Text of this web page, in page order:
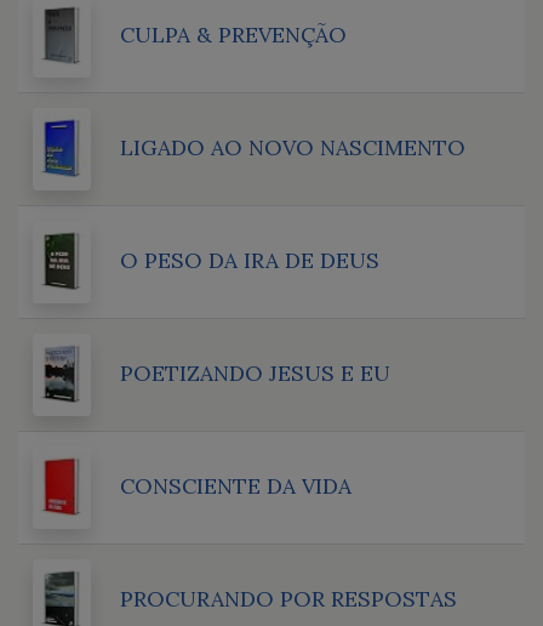
CULPA & PREVENÇÃO
LIGADO AO NOVO NASCIMENTO
O PESO DA IRA DE DEUS
POETIZANDO JESUS E EU
CONSCIENTE DA VIDA
PROCURANDO POR RESPOSTAS